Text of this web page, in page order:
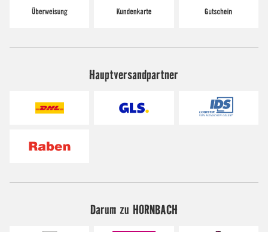
Hauptversandpartner
Darum zu HORNBACH